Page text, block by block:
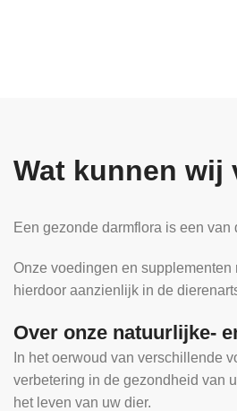
Wat kunnen wij
Een gezonde darmflora is een
Onze voedingen en
hierdoor aanzienlijk in de
Over onze natuurlijke-
In het oerwoud van verschillende
verbetering in de gezondheid van
het leven van uw dier.